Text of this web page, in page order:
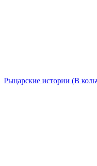
Рыцарские истории (В